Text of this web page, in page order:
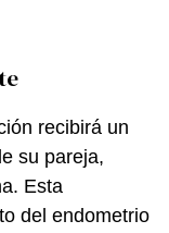
recibirá un
su pareja,
Esta
del endometrio